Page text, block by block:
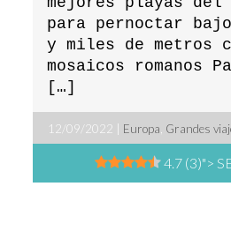
para pernoctar
y miles de metros
mosaicos romanos
[…]
12/09/2022 | Europa, Grandes
4.7 (3)">